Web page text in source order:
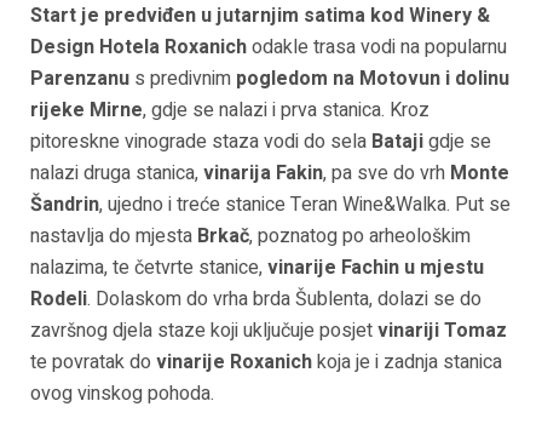
Start je predviđen u jutarnjim satima kod Winery &
Design Hotela Roxanichodakle trasa vodi na popularnu
Parenzanu s predivnim pogledom na Motovun i dolinu
rijeke Mirne, gdje se nalazi i prva stanica. Kroz
pitoreskne vinograde staza vodi do sela Batajigdje se
nalazi druga stanica,vinarija Fakin, pa sve do vrh Monte
Šandrin, ujedno i treće stanice Teran Wine&Walka. Put se
nastavlja do mjesta Brkač, poznatog po arheološkim
nalazima, te četvrte stanice,vinarije Fachin u mjestu
Rodeli. Dolaskom do vrha brda Šublenta, dolazi se do
završnog djela staze koji uključuje posjetvinariji Tomaz
te povratak do vinarije Roxanichkoja je i zadnja stanica
ovog vinskog pohoda.